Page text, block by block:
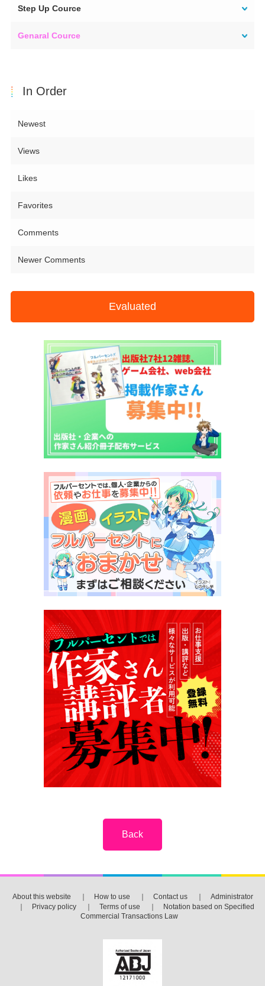
Step Up Cource
Genaral Cource
In Order
Newest
Views
Likes
Favorites
Comments
Newer Comments
About this website ｜ How to use ｜ Contact us｜ Administrator
｜ Privacy policy ｜ Terms of use ｜ Notation based on Specified
Commercial Transactions Law